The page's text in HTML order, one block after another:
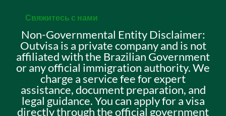
Свяжитесь с нами
Non-Governmental Entity Disclaimer:
Outvisa is a private company and is not
affiliated with the Brazilian Government
or any official immigration authority. We
charge a service fee for expert
assistance, document preparation, and
legal guidance. You can apply for a visa
directly through the official government